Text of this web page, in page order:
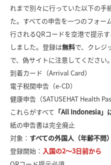
れまで別々に行っていた以下の
た。すべての申告を一つのフォー
行されるQRコードを空港で提示
しました。登録は無料で、クレジ
で、偽サイトに注意してください。
到着カード（Arrival Card）
電子税関申告（e-CD）
健康申告（SATUSEHAT Health
これらがすべて 「All Indonesia」
紙の申告書は完全廃止
対象： すべての外国人（年齢不問）
登録開始： 入国の2〜3日前から